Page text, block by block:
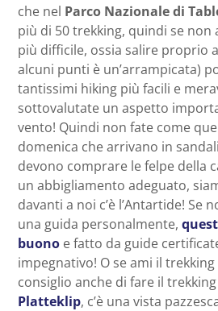
che nel Parco Nazionale di
più di 50 trekking, quindi se non
più difficile, ossia salire proprio
alcuni punti è un’arrampicata)
tantissimi hiking più facili e
sottovalutate un aspetto
vento! Quindi non fate come
domenica che arrivano in
devono comprare le felpe della
un abbigliamento adeguato,
davanti a noi c’è l’Antartide! Se
una guida personalmente,
buono e fatto da guide
impegnativo! O se ami il
consiglio anche di fare il
Platteklip, c’è una vista